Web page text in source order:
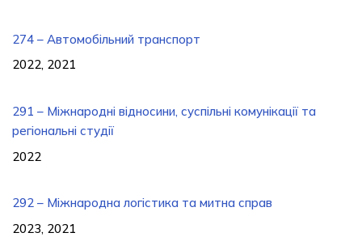
274 – Автомобільний транспорт
2022, 2021
291 – Міжнародні відносини, суспільні комунікації та
регіональні студії
2022
292 – Міжнародна логістика та митна справ
2023, 2021